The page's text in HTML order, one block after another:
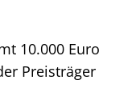
10.000 Euro
Preisträger